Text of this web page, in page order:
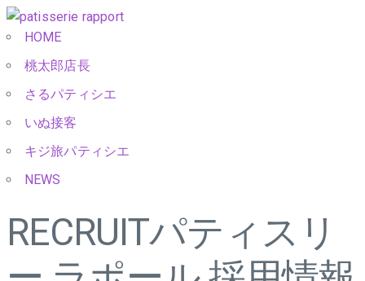
HOME
桃太郎店長
さるパティシエ
いぬ接客
キジ旅パティシエ
NEWS
RECRUITパティスリ